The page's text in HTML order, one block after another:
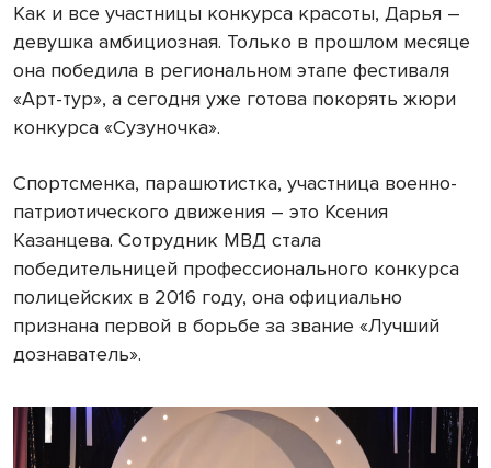
Как и все участницы конкурса красоты, Дарья –
девушка амбициозная. Только в прошлом месяце
она победила в региональном этапе фестиваля
«Арт-тур», а сегодня уже готова покорять жюри
конкурса «Сузуночка».
Спортсменка, парашютистка, участница военно-
патриотического движения – это Ксения
Казанцева. Сотрудник МВД стала
победительницей профессионального конкурса
полицейских в 2016 году, она официально
признана первой в борьбе за звание «Лучший
дознаватель».